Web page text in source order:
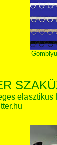
elasztikus